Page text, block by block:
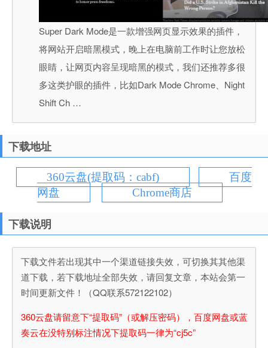
Super Dark Mode是一款增强网页显示效果的插件，
将网站开启暗黑模式，晚上在电脑前工作时让您放松
眼睛，让网页内容呈现暗黑的模式，我们还推荐多很
多这类护眼的插件，比如Dark Mode Chrome、Night
Shift Ch …
下载地址
360云盘(提取码：cabf)
百度
网盘
Chrome商店
下载说明
下载文件若出现其中一个渠道链接失效，可切换其其他渠
道下载，若下载地址全部失效，请回复文章，本站会第一
时间更新文件！（QQ联系572122102）
360云盘请留意下“提取码”（或解压密码），百度网盘或蓝
奏云在没特别标注情况下提取码一律为“cj5c”